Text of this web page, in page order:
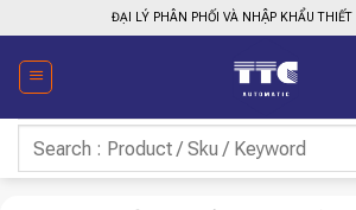
qua
nội
dung
ĐẠI LÝ PHÂN PHỐI VÀ NHẬP KHẨU THIẾT
kiếm: